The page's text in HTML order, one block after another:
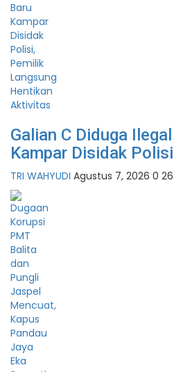
Galian C Diduga
Kampar Disidak
TRI WAHYUDI Agustus 7, 2026 0 26